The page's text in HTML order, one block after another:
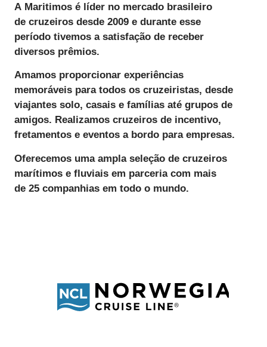
A Maritimos é líder no mercado brasileiro
de cruzeiros desde 2009 e durante esse
período tivemos a satisfação de receber
diversos prêmios.
Amamos proporcionar experiências
memoráveis para todos os cruzeiristas, desde
viajantes solo, casais e famílias até grupos de
amigos. Realizamos cruzeiros de incentivo,
fretamentos e eventos a bordo para empresas.
Oferecemos uma ampla seleção de cruzeiros
marítimos e fluviais em parceria com mais
de 25 companhias em todo o mundo.